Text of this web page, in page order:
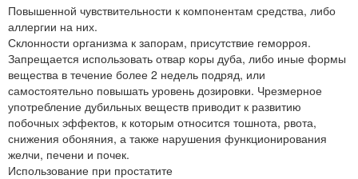
Повышенной чувствительности к компонентам средства, либо
аллергии на них.
Склонности организма к запорам, присутствие геморроя.
Запрещается использовать отвар коры дуба, либо иные формы
вещества в течение более 2 недель подряд, или
самостоятельно повышать уровень дозировки. Чрезмерное
употребление дубильных веществ приводит к развитию
побочных эффектов, к которым относится тошнота, рвота,
снижения обоняния, а также нарушения функционирования
желчи, печени и почек.
Использование при простатите